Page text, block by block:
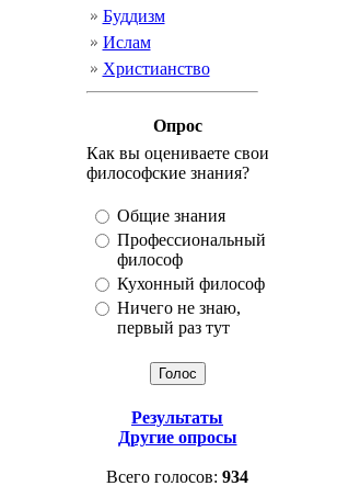
Буддизм
Ислам
Христианство
Опрос
Как вы оцениваете свои
философские знания?
Общие знания
Профессиональный
философ
Кухонный философ
Ничего не знаю,
первый раз тут
Результаты
Другие опросы
Всего голосов: 934